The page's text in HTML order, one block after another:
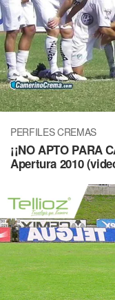
PERFILES CREMAS
¡¡NO APTO PARA
Apertura 2010